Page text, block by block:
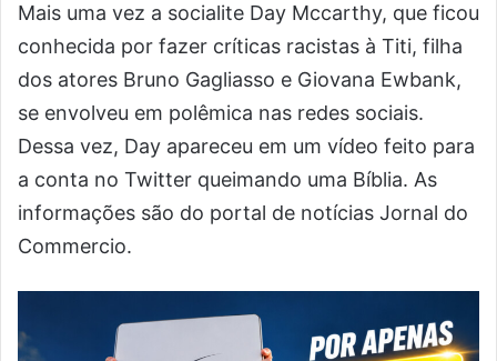
Mais uma vez a socialite Day Mccarthy, que ficou
conhecida por fazer críticas racistas à Titi, filha
dos atores Bruno Gagliasso e Giovana Ewbank,
se envolveu em polêmica nas redes sociais.
Dessa vez, Day apareceu em um vídeo feito para
a conta no Twitter queimando uma Bíblia. As
informações são do portal de notícias Jornal do
Commercio.